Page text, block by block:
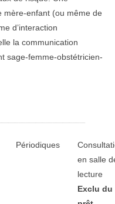
mère-enfant (ou même de
d’interaction
la communication
sage-femme-obstétricien-
Périodiques
en salle
lecture
Exclu du